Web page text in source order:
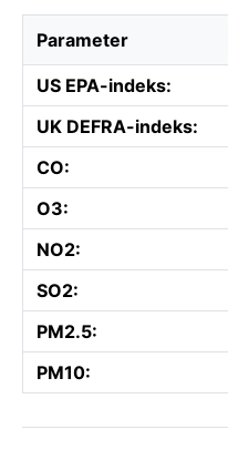
Parameter
US EPA-indeks:
UK DEFRA-indeks:
CO:
O3:
NO2:
SO2:
PM2.5:
PM10: